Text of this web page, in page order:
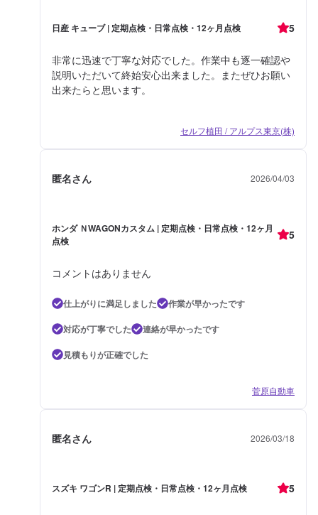
日産 キューブ | 定期点検・日常点検・12ヶ月点検 5
非常に迅速で丁寧な対応でした。作業中も逐一確認や
説明いただいて終始安心出来ました。またぜひお願い
出来たらと思います。
セルフ植田 / アルプス東京(株)
匿名さん 2026/04/03
ホンダ ＮWAGONカスタム | 定期点検・日常点検・12ヶ月
点検
5
コメントはありません
仕上がりに満足しました
作業が早かったです
対応が丁寧でした
連絡が早かったです
見積もりが正確でした
菅原自動車
匿名さん 2026/03/18
スズキ ワゴンR | 定期点検・日常点検・12ヶ月点検 5